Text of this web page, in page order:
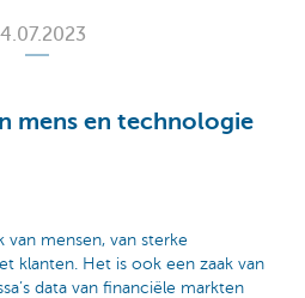
mens en technologie
van mensen, van sterke
klanten. Het is ook een zaak van
data van financiële markten